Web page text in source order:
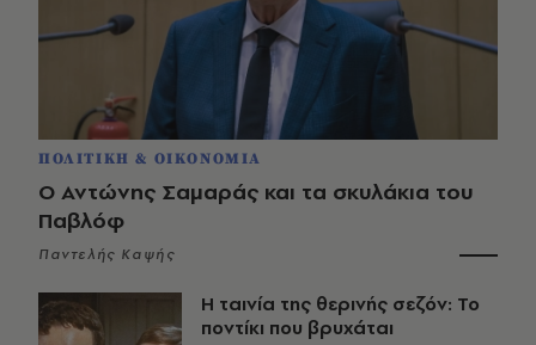
ΠΟΛΙΤΙΚΗ & ΟΙΚΟΝΟΜΙΑ
Ο Αντώνης Σαμαράς και τα σκυλάκια του
Παβλόφ
Παντελής Καψής
Η ταινία της θερινής σεζόν: Το
ποντίκι που βρυχάται